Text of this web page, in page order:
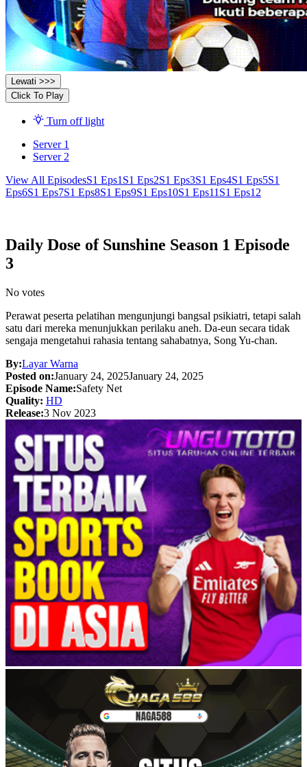
Lewati >>>
Click To Play
Turn off light
Server 1
Server 2
View All EpisodesS1 Eps1 S1 Eps2S1 Eps3S1 Eps4S1 Eps5S1
Eps6S1 Eps7S1 Eps8S1 Eps9S1 Eps10S1 Eps11 S1 Eps12
Daily Dose of Sunshine Season 1 Episode
3
No votes
Perawat peserta pelatihan mengunjungi bangsal psikiatri, tetapi salah
satu dari mereka menunjukkan perilaku aneh. Da-eun secara tidak
sengaja mengetahui rahasia tentang sahabatnya, Song Yu-chan.
By:Layar Warna
Posted on:January 24, 2025January 24, 2025
Episode Name:Safety Net
Quality: HD
Release:3 Nov 2023